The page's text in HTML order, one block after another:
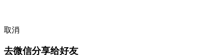
取消
去微信分享给好友